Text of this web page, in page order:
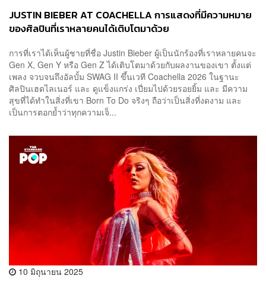
JUSTIN BIEBER AT COACHELLA การแสดงที่มีความหมาย
ของศิลปินที่เราหลายคนได้เติบโตมาด้วย
การที่เราได้เห็นผู้ชายที่ชื่อ Justin Bieber ผู้เป็นนักร้องที่เราหลายคนจะ
Gen X, Gen Y หรือ Gen Z ได้เติบโตมาด้วยกับผลงานของเขา ตั้งแต่
เพลง จวบจนถึงอัลบั้ม SWAG II ขึ้นเวที Coachella 2026 ในฐานะ
ศิลปินเฮดไลเนอร์ และ ดูแข็งแกร่ง เปี่ยมไปด้วยรอยยิ้ม และ มีความ
สุขที่ได้ทำในสิ่งที่เขา Born To Do จริงๆ ถือว่าเป็นสิ่งที่งดงาม และ
เป็นการตอกย้ำว่าทุกความเจ็...
10 มิถุนายน 2025